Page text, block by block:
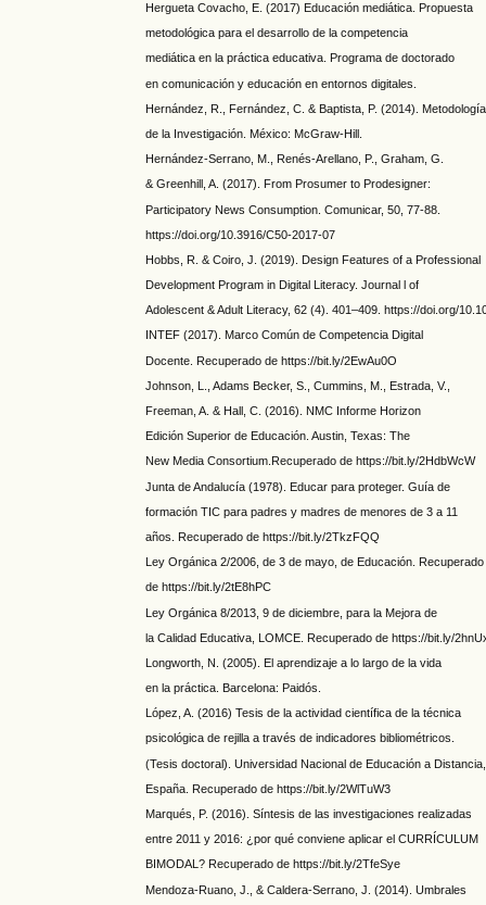
Hergueta Covacho, E. (2017) Educación mediática. Propuesta
metodológica para el desarrollo de la competencia
mediática en la práctica educativa. Programa de doctorado
en comunicación y educación en entornos digitales.
Hernández, R., Fernández, C. & Baptista, P. (2014). Metodología
de la Investigación. México: McGraw-Hill.
Hernández-Serrano, M., Renés-Arellano, P., Graham, G.
& Greenhill, A. (2017). From Prosumer to Prodesigner:
Participatory News Consumption. Comunicar, 50, 77-88.
https://doi.org/10.3916/C50-2017-07
Hobbs, R. & Coiro, J. (2019). Design Features of a Professional
Development Program in Digital Literacy. Journal l of
Adolescent & Adult Literacy, 62 (4). 401–409. https://doi.org/
INTEF (2017). Marco Común de Competencia Digital
Docente. Recuperado de https://bit.ly/2EwAu0O
Johnson, L., Adams Becker, S., Cummins, M., Estrada, V.,
Freeman, A. & Hall, C. (2016). NMC Informe Horizon
Edición Superior de Educación. Austin, Texas: The
New Media Consortium.Recuperado de https://bit.ly/2HdbWcW
Junta de Andalucía (1978). Educar para proteger. Guía de
formación TIC para padres y madres de menores de 3 a 11
años. Recuperado de https://bit.ly/2TkzFQQ
Ley Orgánica 2/2006, de 3 de mayo, de Educación. Recuperado
de https://bit.ly/2tE8hPC
Ley Orgánica 8/2013, 9 de diciembre, para la Mejora de
la Calidad Educativa, LOMCE. Recuperado de https://bit.ly/
Longworth, N. (2005). El aprendizaje a lo largo de la vida
en la práctica. Barcelona: Paidós.
López, A. (2016) Tesis de la actividad científica de la técnica
psicológica de rejilla a través de indicadores bibliométricos.
(Tesis doctoral). Universidad Nacional de Educación a Distancia,
España. Recuperado de https://bit.ly/2WlTuW3
Marqués, P. (2016). Síntesis de las investigaciones realizadas
entre 2011 y 2016: ¿por qué conviene aplicar el CURRÍCULUM
BIMODAL? Recuperado de https://bit.ly/2TfeSye
Mendoza-Ruano, J., & Caldera-Serrano, J. (2014). Umbrales